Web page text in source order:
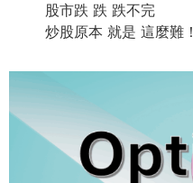
股市跌 跌 跌不完
炒股原本 就是 這麼難！